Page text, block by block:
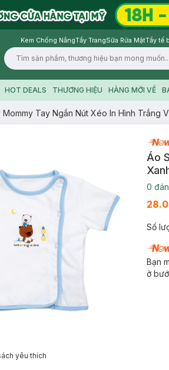
Kem Chống NắngTẩy TrangSữa Rửa MặtTẩy tế
HOT DEALS THƯƠNG HIỆU HÀNG MỚI VỀ
Tay Ngắn Nút Xéo In Hình Trắng
yêu thích
Áo
0
Số
Bạn
ở